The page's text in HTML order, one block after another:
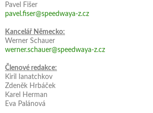
Pavel Fišer
pavel.fiser@speedwaya-z.cz
Kancelář Německo:
Werner Schauer
werner.schauer@speedwaya-z.cz
Členové redakce:
Kiril Ianatchkov
Zdeněk Hrbáček
Karel Herman
Eva Palánová